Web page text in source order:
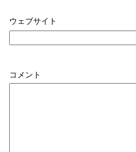
ウェブサイト
コメント